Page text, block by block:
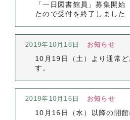
「一日図書館員」募集開
たので受付を終了しました
2019年10月18日 お知らせ
10月19日（土）より通常ど
す。
2019年10月16日 お知らせ
10月16日（水）以降の開館